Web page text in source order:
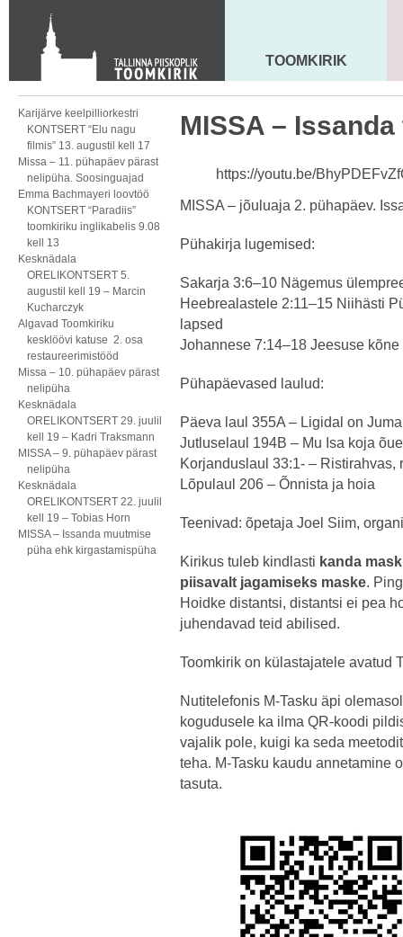
KONTAKT
Toom-Kooli 6, 10130 TALLINN
tallinna.toom@eelk.ee
MAARJA KIRIK
TOOMKIRIK
Karijärve keelpilliorkestri
KONTSERT “Elu nagu
filmis” 13. augustil kell 17
Missa – 11. pühapäev pärast
nelipüha. Soosinguajad
Emma Bachmayeri loovtöö
KONTSERT “Paradiis”
toomkiriku inglikabelis 9.08
kell 13
Kesknädala
ORELIKONTSERT 5.
augustil kell 19 – Marcin
Kucharczyk
Algavad Toomkiriku
kesklöövi katuse 2. osa
restaureerimistööd
Missa – 10. pühapäev pärast
nelipüha
Kesknädala
ORELIKONTSERT 29. juulil
kell 19 – Kadri Traksmann
MISSA – 9. pühapäev pärast
nelipüha
Kesknädala
ORELIKONTSERT 22. juulil
kell 19 – Tobias Horn
MISSA – Issanda muutmise
püha ehk kirgastamispüha
MISSA –
https://youtu.be/
MISSA – jõuluaja 2. pühapäev.
Pühakirja lugemised:
Sakarja 3:6–10 Nägemus
Heebrealastele 2:11–15 Niihästi
lapsed
Johannese 7:14–18 Jeesuse
Pühapäevased laulud:
Päeva laul 355A – Ligidal on
Jutluselaul 194B – Mu Isa koja õue
Korjanduslaul 33:1- – Ristirahvas,
Lõpulaul 206 – Õnnista ja hoia
Teenivad: õpetaja Joel Siim,
Kirikus tuleb kindlasti kanda
piisavalt jagamiseks maske.
Hoidke distantsi, distantsi ei pea
juhendavad teid abilised.
Toomkirik on külastajatele avatud
Nutitelefonis M-Tasku äpi
kogudusele ka ilma QR-koodi
vajalik pole, kuigi ka seda
teha. M-Tasku kaudu annetamine
tasuta.